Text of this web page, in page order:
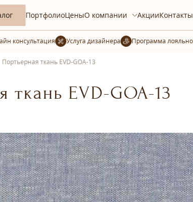
ПортфолиоЦеныО компании АкцииКонтакты
Услуга дизайнера
Портьерная ткань EVD-GOA-13
ткань EVD-GOA-13